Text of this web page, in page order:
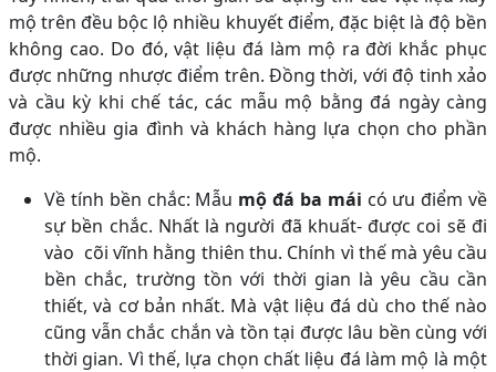
mộ trên đều bộc lộ nhiều khuyết điểm, đặc biệt là độ bền
không cao. Do đó, vật liệu đá làm mộ ra đời khắc phục
được những nhược điểm trên. Đồng thời, với độ tinh xảo
và cầu kỳ khi chế tác, các mẫu mộ bằng đá ngày càng
được nhiều gia đình và khách hàng lựa chọn cho phần
mộ.
Về tính bền chắc: Mẫu mộ đá ba mái có ưu điểm về
sự bền chắc. Nhất là người đã khuất- được coi sẽ đi
vào cõi vĩnh hằng thiên thu. Chính vì thế mà yêu cầu
bền chắc, trường tồn với thời gian là yêu cầu cần
thiết, và cơ bản nhất. Mà vật liệu đá dù cho thế nào
cũng vẫn chắc chắn và tồn tại được lâu bền cùng với
thời gian. Vì thế, lựa chọn chất liệu đá làm mộ là một